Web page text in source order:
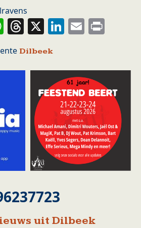
WhatsApp
Threads
X LinkedIn
Email
Dilbeek
uit Dilbeek